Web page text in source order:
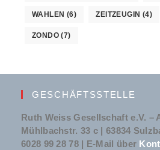
WAHLEN (6) ZEITZEUGIN (4)
ZONDO (7)
GESCHÄFTSSTELLE
Ruth Weiss Gesellschaft e.V. –
Mühlbachstr. 33 c | 63834
6028 99 28 78 | E-Mail über